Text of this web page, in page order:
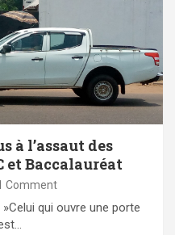
à l’assaut des
et Baccalauréat
Comment
qui ouvre une porte